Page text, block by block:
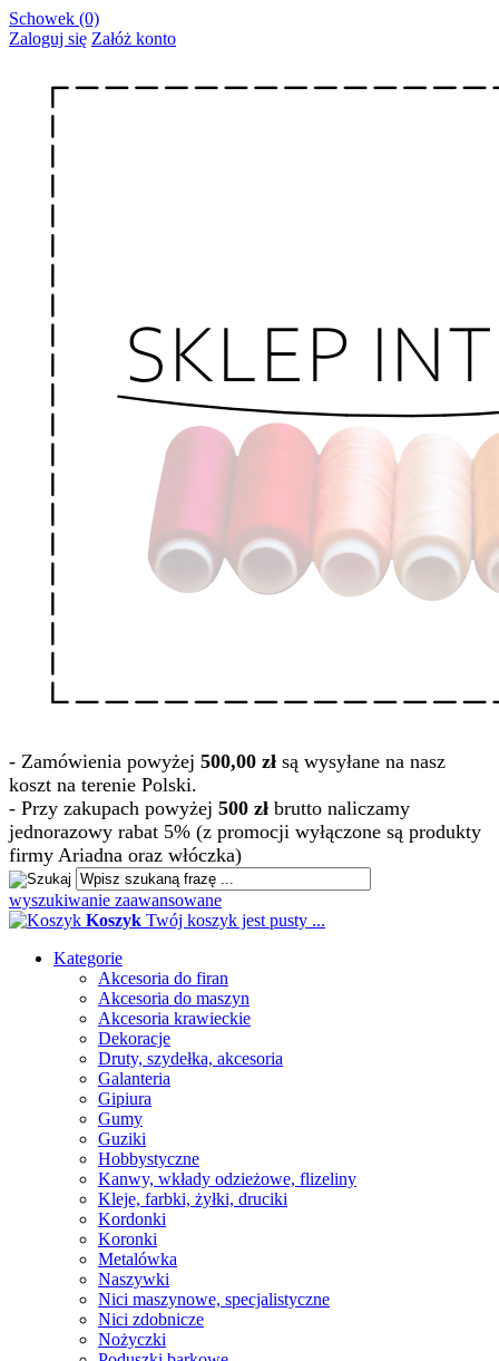
Schowek (0)
Zaloguj się Załóż konto
- Zamówienia powyżej 500,00 zł są wysyłane na nasz
koszt na terenie Polski.
- Przy zakupach powyżej 500 zł brutto naliczamy
jednorazowy rabat 5% (z promocji wyłączone są produkty
firmy Ariadna oraz włóczka)
wyszukiwanie zaawansowane
Koszyk Twój koszyk jest pusty ...
Kategorie
Akcesoria do firan
Akcesoria do maszyn
Akcesoria krawieckie
Dekoracje
Druty, szydełka, akcesoria
Galanteria
Gipiura
Gumy
Guziki
Hobbystyczne
Kanwy, wkłady odzieżowe, flizeliny
Kleje, farbki, żyłki, druciki
Kordonki
Koronki
Metalówka
Naszywki
Nici maszynowe, specjalistyczne
Nici zdobnicze
Nożyczki